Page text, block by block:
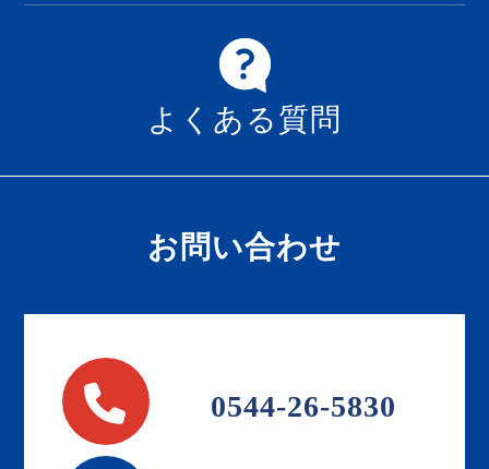
よくある質問
お問い合わせ
0544-26-5830